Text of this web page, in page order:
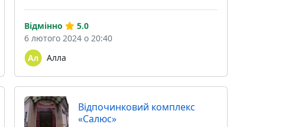
Алла
Відмінно
5.0
6 лютого 2024 о 20:40
Відпочинковий комплекс
«Салюс»